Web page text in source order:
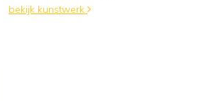
bekijk kunstwerk